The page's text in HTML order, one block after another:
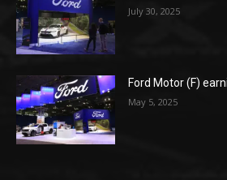
July 30, 2025
Ford Motor (F)
May 5, 2025